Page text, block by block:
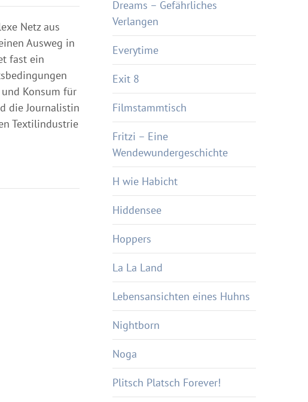
Netz aus
Ausweg in
fast ein
Konsum für
die Journalistin
Textilindustrie
Dreams – Gefährliches
Verlangen
Everytime
Exit 8
Filmstammtisch
Fritzi – Eine
Wendewundergeschichte
H wie Habicht
Hiddensee
Hoppers
La La Land
Lebensansichten eines Huhns
Nightborn
Noga
Plitsch Platsch Forever!